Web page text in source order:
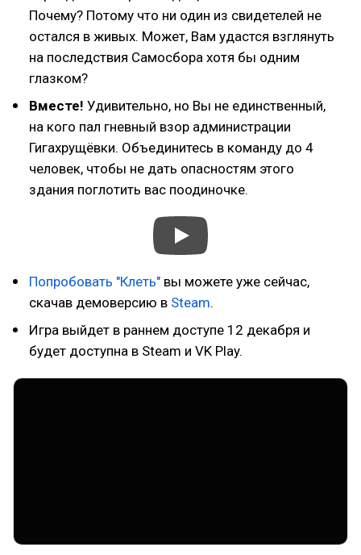
Почему? Потому что ни один из свидетелей не
остался в живых. Может, Вам удастся взглянуть
на последствия Самосбора хотя бы одним
глазком?
Вместе! Удивительно, но Вы не единственный,
на кого пал гневный взор администрации
Гигахрущёвки. Объединитесь в команду до 4
человек, чтобы не дать опасностям этого
здания поглотить вас поодиночке.
Попробовать "Клеть" вы можете уже сейчас,
скачав демоверсию в Steam.
Игра выйдет в раннем доступе 12 декабря и
будет доступна в Steam и VK Play.